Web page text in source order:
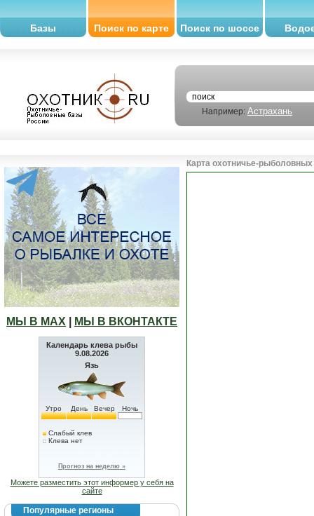
Базы Поиск по карте Поиск по шоссе
Например: Астрахань
МЫ В МАХ МЫ В ВКОНТАКТЕ
Календарь клева рыбы
9.08.2026
Язь
Утро День Вечер Ночь
Слабый клев
Клева нет
Прогноз на неделю »
Можете разместить этот информер у себя на
сайте
Популярные регионы
Карта охотничье-